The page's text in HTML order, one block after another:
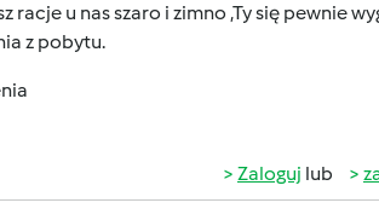
racje u nas szaro i zimno ,Ty się pewnie
z pobytu.
Zaloguj lub